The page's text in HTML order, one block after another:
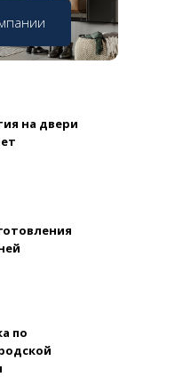
на двери
по